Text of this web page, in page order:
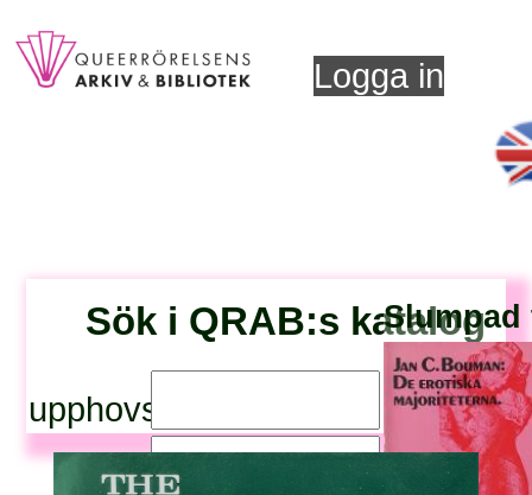
Logga in
Sök i QRAB:s katalog
upphovsperson:
titel:
Slumpad